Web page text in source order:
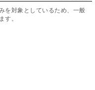
を対象としているため、一般
す。